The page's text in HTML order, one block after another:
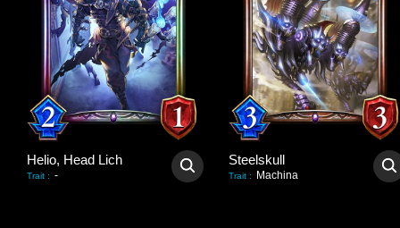
Helio, Head Lich
Trait : -
Steelskull
Trait : Machina